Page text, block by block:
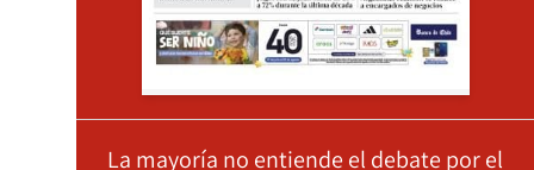
La mayoría no entiende el debate por el